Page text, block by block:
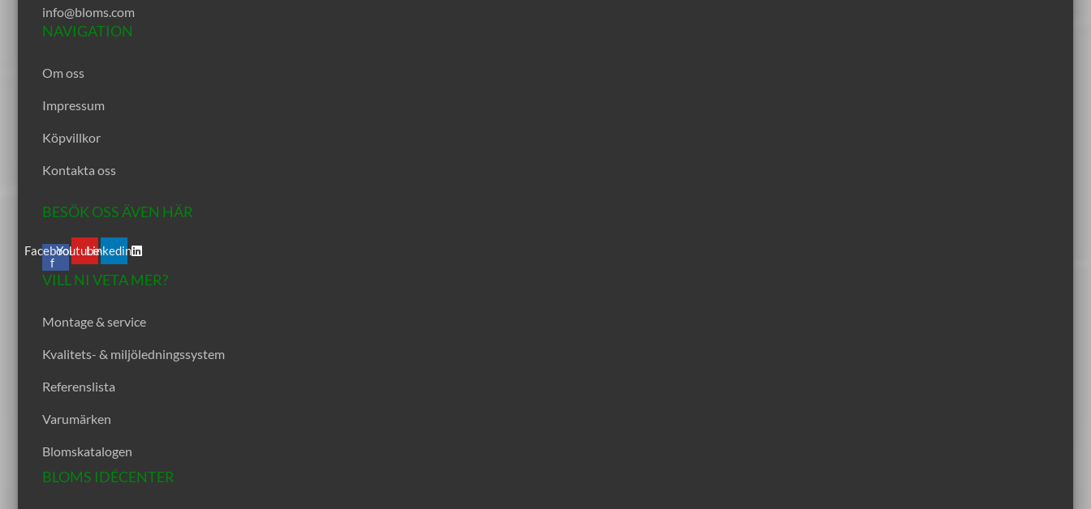
info@bloms.com
NAVIGATION
Om oss
Impressum
Köpvillkor
Kontakta oss
BESÖK OSS ÄVEN HÄR
Facebook-
f
YoutubeLinkedin
VILL NI VETA MER?
Montage & service
Kvalitets- & miljöledningssystem
Referenslista
Varumärken
Blomskatalogen
BLOMS IDÉCENTER